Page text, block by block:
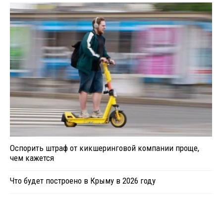
Оспорить штраф от кикшеринговой компании проще,
чем кажется
Что будет построено в Крыму в 2026 году